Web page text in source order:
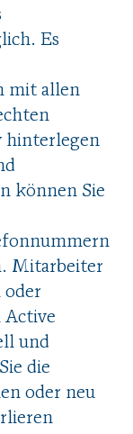
Es
mit allen
hinterlegen
können Sie
Mitarbeiter
oder
Active
und
die
oder neu